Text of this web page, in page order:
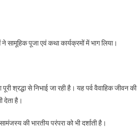
सामूहिक पूजा एवं कथा कार्यक्रमों में भाग लिया।
श्रद्धा से निभाई जा रही है। यह पर्व वैवाहिक जीवन
देता है।
की भारतीय परंपरा को भी दर्शाती है।